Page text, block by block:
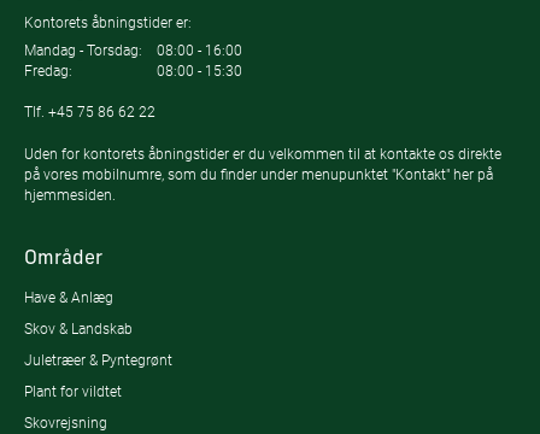
Kontorets åbningstider er:
Mandag - Torsdag:
08:00 - 16:00
Fredag:
08:00 - 15:30
Tlf. +45 75 86 62 22
Uden for kontorets åbningstider er du velkommen til at kontakte os direkte
på vores mobilnumre, som du finder under menupunktet "Kontakt" her på
hjemmesiden.
Områder
Have & Anlæg
Skov & Landskab
Juletræer & Pyntegrønt
Plant for vildtet
Skovrejsning